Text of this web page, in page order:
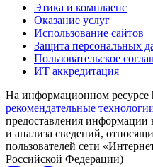
Этика и комплаенс
Оказание услуг
Использование сайтов
Защита персональных
Пользовательское
ИТ аккредитация
На информационном ресурсе
рекомендательные
предоставления информации
и анализа сведений,
пользователей сети
Российской Федерации)